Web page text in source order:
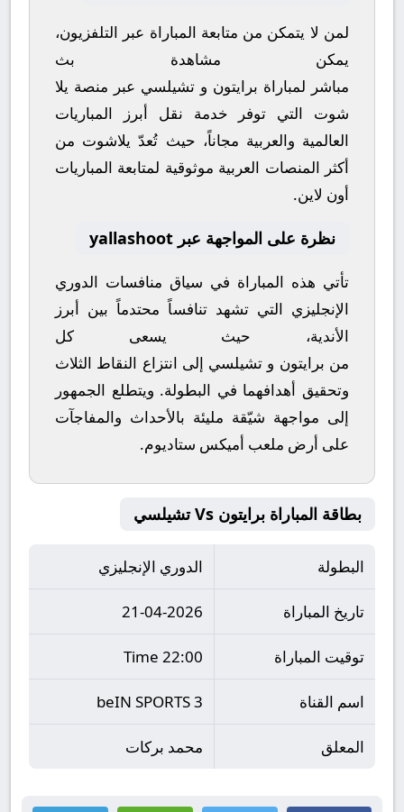
لمن لا يتمكن من متابعة المباراة عبر التلفزيون،
يمكن مشاهدة بث
مباشر لمباراة برايتون و تشيلسي عبر منصة يلا
شوت التي توفر خدمة نقل أبرز المباريات
العالمية والعربية مجاناً، حيث تُعدّ يلاشوت من
أكثر المنصات العربية موثوقية لمتابعة المباريات
أون لاين.
نظرة على المواجهة عبر yallashoot
تأتي هذه المباراة في سياق منافسات الدوري
الإنجليزي التي تشهد تنافساً محتدماً بين أبرز
الأندية، حيث يسعى كل
من برايتون و تشيلسي إلى انتزاع النقاط الثلاث
وتحقيق أهدافهما في البطولة. ويتطلع الجمهور
إلى مواجهة شيّقة مليئة بالأحداث والمفاجآت
على أرض ملعب أميكس ستاديوم.
بطاقة المباراة برايتون Vs تشيلسي
البطولة الدوري الإنجليزي
تاريخ المباراة 21-04-2026
توقيت المباراة 22:00 Time
اسم القناة beIN SPORTS 3
المعلق محمد بركات